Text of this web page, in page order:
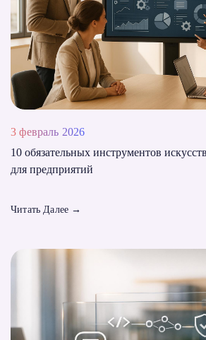
3 февраль 2026
10 обязательных инструментов
для предприятий
Читать Далее →